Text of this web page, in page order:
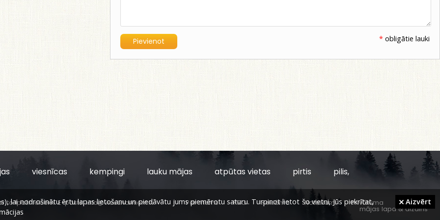
* obligātie lauki
viesnīcas kempingi lauku mājas atpūtas vietas pirtis pilis,
to īpašniekiem. E-pasts:info@viesunamiem.lv Par mums PRO Reklāma Noteikumi Privātuma
mājas lapa&dizains
lai nodrošinātu ērtu lapas lietošanu un piedāvātu jums piemērotu saturu. Turpinot lietot šo vietni, Jūs piekrītat,
Aizvērt